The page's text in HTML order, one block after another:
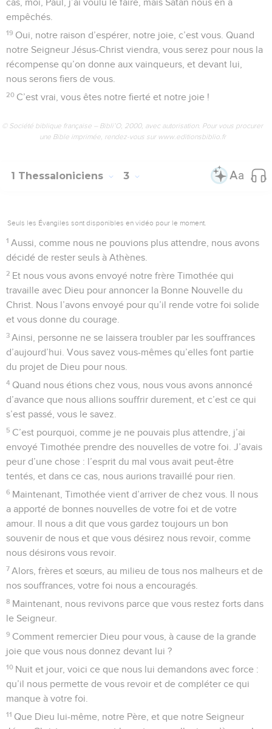
cas, moi, Paul, j’ai voulu le faire, mais Satan nous en a
empêchés.
19 Oui, notre raison d’espérer, notre joie, c’est vous. Quand
notre Seigneur Jésus-Christ viendra, vous serez pour nous la
récompense qu’on donne aux vainqueurs, et devant lui,
nous serons fiers de vous.
20 C’est vrai, vous êtes notre fierté et notre joie !
© Société biblique française – Bibli’O, 2000, avec autorisation. Pour vous procurer
une Bible imprimée, rendez-vous sur www.editionsbiblio.fr
1 Thessaloniciens 3
Seuls les Évangiles sont disponibles en vidéo pour le moment.
1 Aussi, comme nous ne pouvions plus attendre, nous avons
décidé de rester seuls à Athènes.
2 Et nous vous avons envoyé notre frère Timothée qui
travaille avec Dieu pour annoncer la Bonne Nouvelle du
Christ. Nous l’avons envoyé pour qu’il rende votre foi solide
et vous donne du courage.
3 Ainsi, personne ne se laissera troubler par les souffrances
d’aujourd’hui. Vous savez vous-mêmes qu’elles font partie
du projet de Dieu pour nous.
4 Quand nous étions chez vous, nous vous avons annoncé
d’avance que nous allions souffrir durement, et c’est ce qui
s’est passé, vous le savez.
5 C’est pourquoi, comme je ne pouvais plus attendre, j’ai
envoyé Timothée prendre des nouvelles de votre foi. J’avais
peur d’une chose : l’esprit du mal vous avait peut-être
tentés, et dans ce cas, nous aurions travaillé pour rien.
6 Maintenant, Timothée vient d’arriver de chez vous. Il nous
a apporté de bonnes nouvelles de votre foi et de votre
amour. Il nous a dit que vous gardez toujours un bon
souvenir de nous et que vous désirez nous revoir, comme
nous désirons vous revoir.
7 Alors, frères et sœurs, au milieu de tous nos malheurs et de
nos souffrances, votre foi nous a encouragés.
8 Maintenant, nous revivons parce que vous restez forts dans
le Seigneur.
9 Comment remercier Dieu pour vous, à cause de la grande
joie que vous nous donnez devant lui ?
10 Nuit et jour, voici ce que nous lui demandons avec force :
qu’il nous permette de vous revoir et de compléter ce qui
manque à votre foi.
11 Que Dieu lui-même, notre Père, et que notre Seigneur